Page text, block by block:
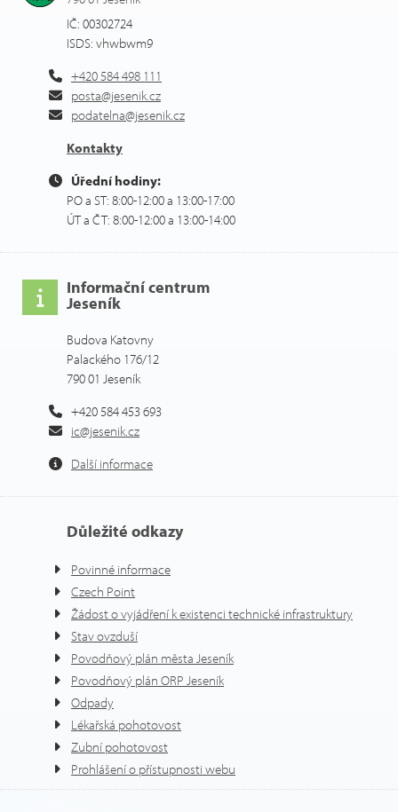
IČ: 00302724
ISDS: vhwbwm9
+420 584 498 111
posta@jesenik.cz
podatelna@jesenik.cz
Kontakty
Úřední hodiny:
PO a ST: 8:00-12:00 a 13:00-17:00
ÚT a ČT: 8:00-12:00 a 13:00-14:00
Informační centrum
Jeseník
Budova Katovny
Palackého 176/12
790 01 Jeseník
+420 584 453 693
ic@jesenik.cz
Další informace
Důležité odkazy
Povinné informace
Czech Point
Žádost o vyjádření k existenci technické infrastruktury
Stav ovzduší
Povodňový plán města Jeseník
Povodňový plán ORP Jeseník
Odpady
Lékařská pohotovost
Zubní pohotovost
Prohlášení o přístupnosti webu